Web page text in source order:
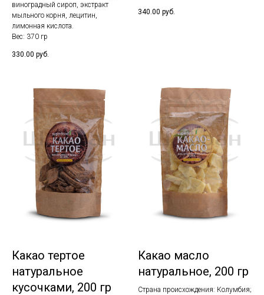
виноградный сироп, экстракт
мыльного корня, лецитин,
лимонная кислота.
Вес: 370 гр
330.00 руб.
340.00 руб.
Какао тертое
натуральное
кусочками, 200 гр
Какао масло
натуральное, 200 гр
Страна происхождения: Колумбия;